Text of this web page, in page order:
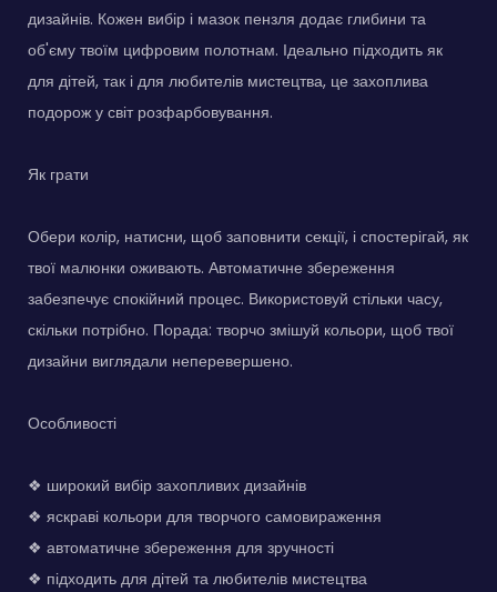
дизайнів. Кожен вибір і мазок пензля додає глибини та
об'єму твоїм цифровим полотнам. Ідеально підходить як
для дітей, так і для любителів мистецтва, це захоплива
подорож у світ розфарбовування.
Як грати
Обери колір, натисни, щоб заповнити секції, і спостерігай, як
твої малюнки оживають. Автоматичне збереження
забезпечує спокійний процес. Використовуй стільки часу,
скільки потрібно. Порада: творчо змішуй кольори, щоб твої
дизайни виглядали неперевершено.
Особливості
❖ широкий вибір захопливих дизайнів
❖ яскраві кольори для творчого самовираження
❖ автоматичне збереження для зручності
❖ підходить для дітей та любителів мистецтва